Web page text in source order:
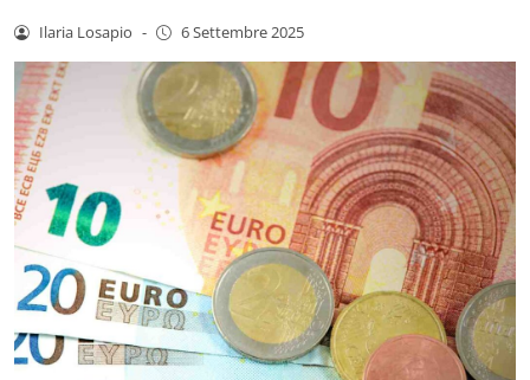
Ilaria Losapio - 6 Settembre 2025